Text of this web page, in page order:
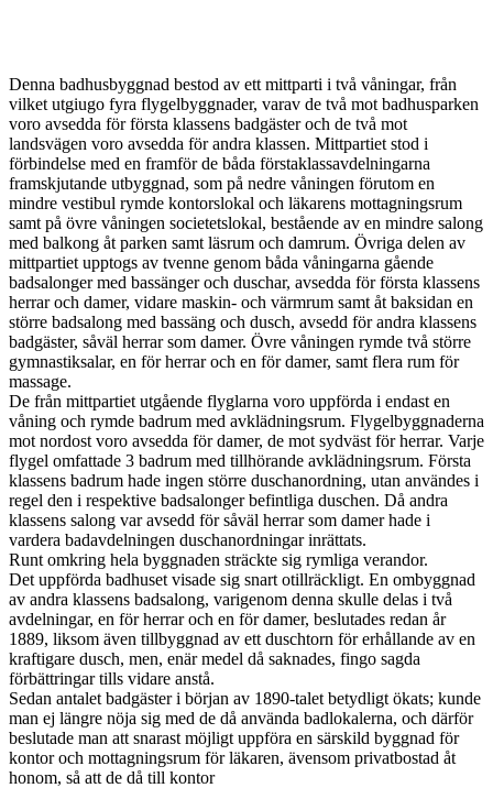
Denna badhusbyggnad bestod av ett mittparti i två våningar, från
vilket utgiugo fyra flygelbyggnader, varav de två mot badhusparken
voro avsedda för första klassens badgäster och de två mot
landsvägen voro avsedda för andra klassen. Mittpartiet stod i
förbindelse med en framför de båda förstaklassavdelningarna
framskjutande utbyggnad, som på nedre våningen förutom en
mindre vestibul rymde kontorslokal och läkarens mottagningsrum
samt på övre våningen societetslokal, bestående av en mindre salong
med balkong åt parken samt läsrum och damrum. Övriga delen av
mittpartiet upptogs av tvenne genom båda våningarna gående
badsalonger med bassänger och duschar, avsedda för första klassens
herrar och damer, vidare maskin- och värmrum samt åt baksidan en
större badsalong med bassäng och dusch, avsedd för andra klassens
badgäster, såväl herrar som damer. Övre våningen rymde två större
gymnastiksalar, en för herrar och en för damer, samt flera rum för
massage.
De från mittpartiet utgående flyglarna voro uppförda i endast en
våning och rymde badrum med avklädningsrum. Flygelbyggnaderna
mot nordost voro avsedda för damer, de mot sydväst för herrar. Varje
flygel omfattade 3 badrum med tillhörande avklädningsrum. Första
klassens badrum hade ingen större duschanordning, utan användes i
regel den i respektive badsalonger befintliga duschen. Då andra
klassens salong var avsedd för såväl herrar som damer hade i
vardera badavdelningen duschanordningar inrättats.
Runt omkring hela byggnaden sträckte sig rymliga verandor.
Det uppförda badhuset visade sig snart otillräckligt. En ombyggnad
av andra klassens badsalong, varigenom denna skulle delas i två
avdelningar, en för herrar och en för damer, beslutades redan år
1889, liksom även tillbyggnad av ett duschtorn för erhållande av en
kraftigare dusch, men, enär medel då saknades, fingo sagda
förbättringar tills vidare anstå.
Sedan antalet badgäster i början av 1890-talet betydligt ökats; kunde
man ej längre nöja sig med de då använda badlokalerna, och därför
beslutade man att snarast möjligt uppföra en särskild byggnad för
kontor och mottagningsrum för läkaren, ävensom privatbostad åt
honom, så att de då till kontor